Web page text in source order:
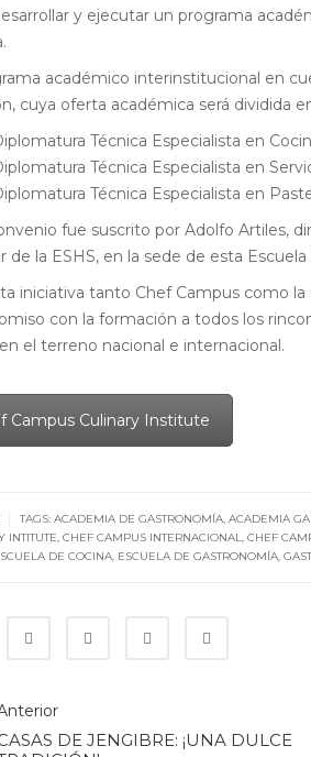
y ejecutar un programa
académico interinstitucional en
cuya oferta académica será dividida
Técnica Especialista en
Técnica Especialista en
Técnica Especialista en
fue suscrito por Adolfo Artiles,
de la ESHS, en la sede de esta
iniciativa tanto Chef Campus como
con la formación a todos los
el terreno nacional e internacional.
Campus Culinary Institute
TAGS: ACADEMIA DE GASTRONOMÍA, ACADEMIA
INTITUTE, CHEF CAMPUS INTERNACIONAL, CHEF
DE COCINA, ESCUELA DE GASTRONOMÍA,
DE JENGIBRE: ¡UNA DULCE